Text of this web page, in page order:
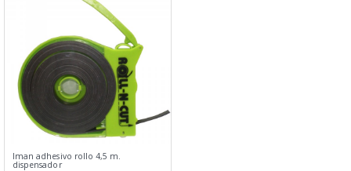
Iman adhesivo rollo 4,5 m.
dispensador